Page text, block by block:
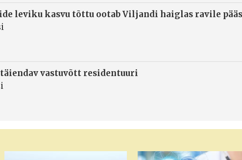
leviku kasvu tõttu ootab Viljandi haiglas ravile
vastuvõtt residentuuri